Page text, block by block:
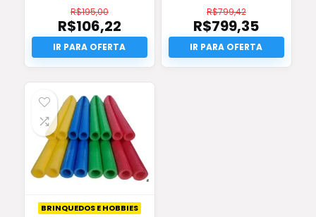
R$195,00
O
preço
original
era:
R$195,00.
R$106,22
O
preço
atual
é:
R$106,22.
R$799,42
O
preço
original
era:
R$799,35
O
preço
atual
BRINQUEDOS E HOBBIES